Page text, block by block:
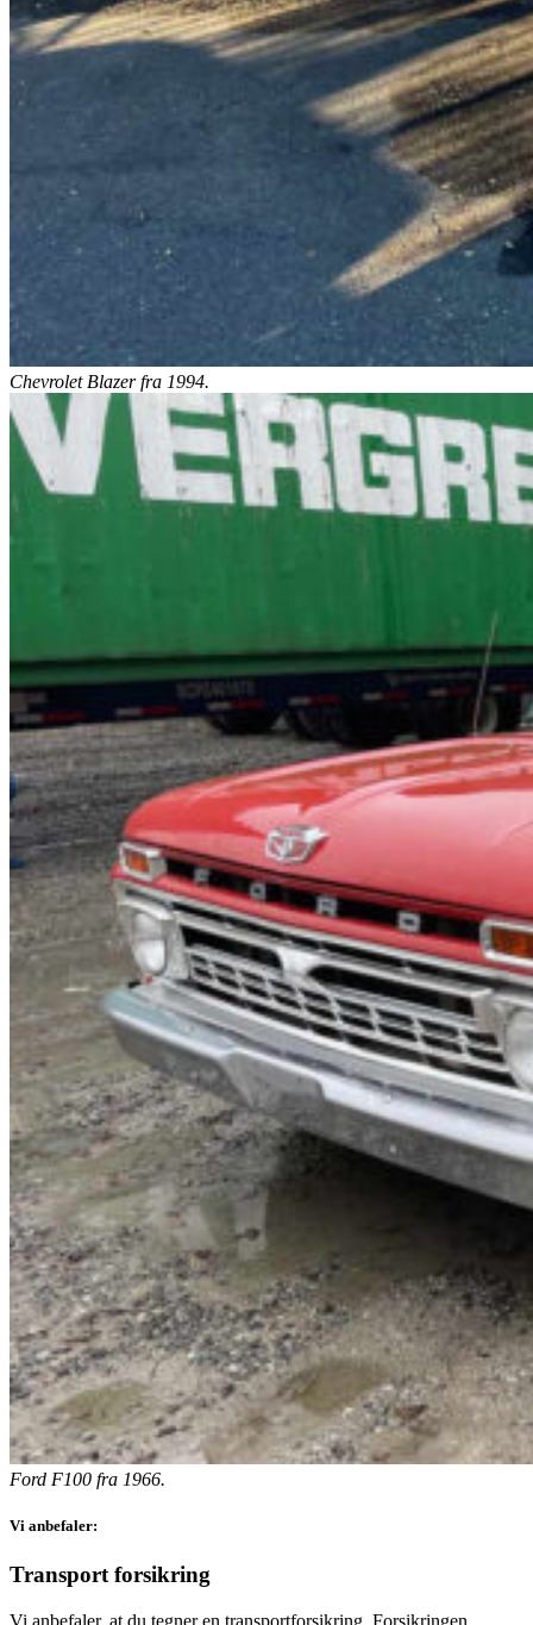
Chevrolet Blazer fra 1994.
Ford F100 fra 1966.
Vi anbefaler:
Transport forsikring
Vi anbefaler, at du tegner en transportforsikring. Forsikringen